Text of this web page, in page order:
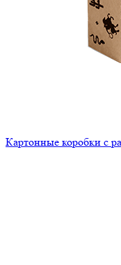
Картонные коробки с